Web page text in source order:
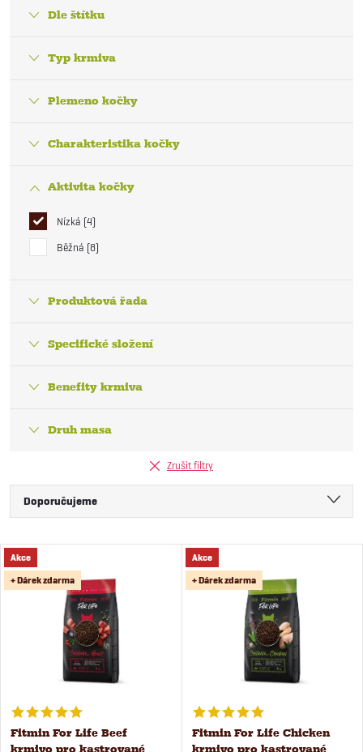
Dle štítku
Typ krmiva
Plemeno kočky
Charakteristika kočky
Aktivita kočky
Nízká 4
Běžná 8
Produktová řada
Specifické složení
Benefity krmiva
Druh masa
Zrušit filtry
Ř
a
z
í
Doporučujeme
Nejdražší
Nejprodávanější
Abecedně
V
s
Akce
+ Dárek zdarma
Fitmin For Life Beef
krmivo pro kastrované
Akce
+ Dárek zdarma
Fitmin For Life Chicken
krmivo pro kastrované